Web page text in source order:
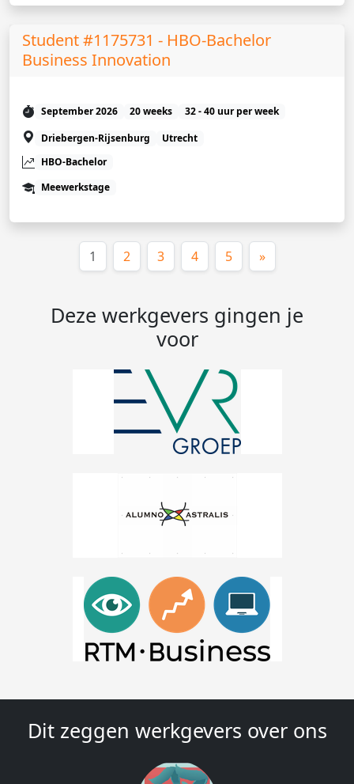
Student #1175731 - HBO-Bachelor
Business Innovation
September 2026 20 weeks
32 - 40 uur per week
Driebergen-Rijsenburg
Utrecht
HBO-Bachelor
Meewerkstage
1 (huidige)
2 3 4 5 »
Deze werkgevers gingen je
voor
Dit zeggen werkgevers over ons